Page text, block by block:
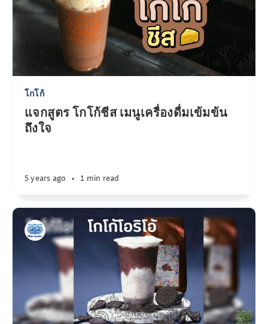
โกโก้
แจกสูตร โกโก้ชีส เมนูเครื่องดื่มเข้มข้น
ถึงใจ
5 years ago • 1 min read